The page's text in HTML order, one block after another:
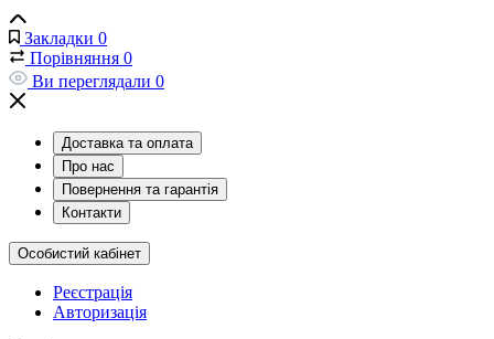
Закладки 0
Порівняння 0
Ви переглядали 0
Доставка та оплата
Про нас
Повернення та гарантія
Контакти
Особистий кабінет
Реєстрація
Авторизація